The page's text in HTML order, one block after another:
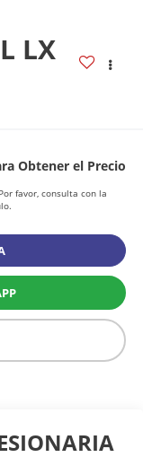
LX
Obtener el Precio
favor, consulta con la